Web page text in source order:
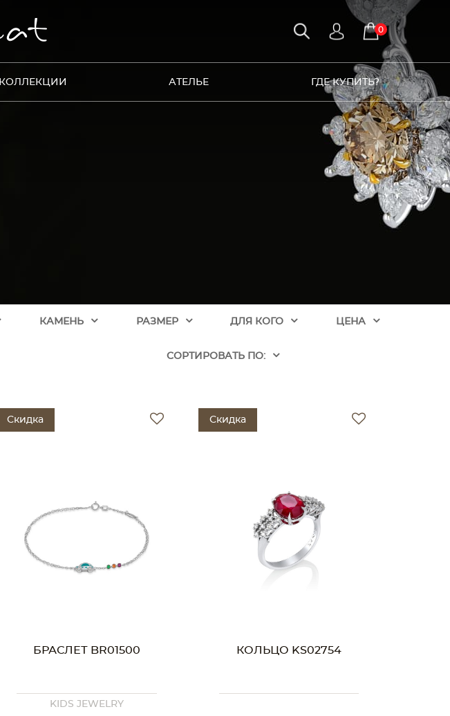
0
КОЛЛЕКЦИИ АТЕЛЬЕ ГДЕ КУПИТЬ?
КАМЕНЬ РАЗМЕР ДЛЯ КОГО ЦЕНА
CОРТИРОВАТЬ ПО:
Скидка
БРАСЛЕТ BR01500
KIDS JEWELRY
Скидка
КОЛЬЦО KS02754